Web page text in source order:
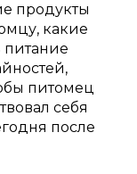
продукты
какие
питание
питомец
себя
после